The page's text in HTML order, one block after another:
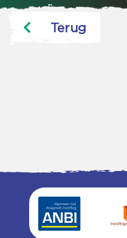
Terug